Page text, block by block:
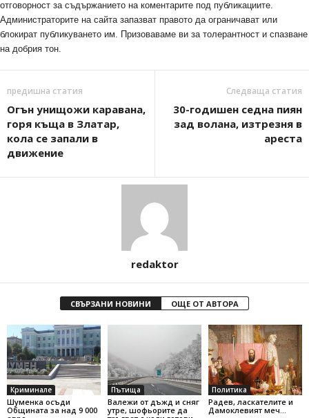
отговорност за съдържанието на коментарите под публикациите.
Администраторите на сайта запазват правото да ограничават или
блокират публикуването им. Призоваваме ви за толерантност и спазване
на добрия тон.
предишна статия
Огън унищожи каравана,
горя къща в Златар,
кола се запали в
движение
Следваща статия
30-годишен седна пиян
зад волана, изтрезня в
ареста
redaktor
СВЪРЗАНИ НОВИНИ ОЩЕ ОТ АВТОРА
Криминале
Шуменка осъди
Общината за над 9 000
Пътища
Валежи от дъжд и сняг
утре, шофьорите да
Политика
Радев, ласкателите и
Дамоклевият меч…